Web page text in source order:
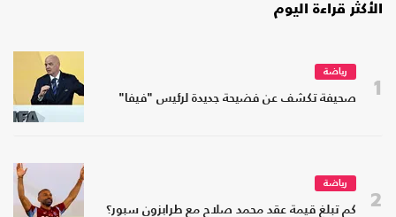
الأكثر قراءة اليوم
1
رياضة
صحيفة تكشف عن فضيحة جديدة لرئيس "فيفا"
2
رياضة
كم تبلغ قيمة عقد محمد صلاح مع طرابزون سبور؟